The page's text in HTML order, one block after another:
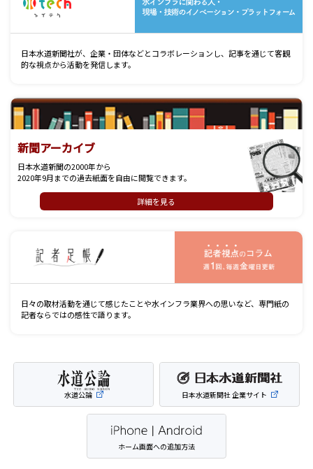
日本水道新聞社が、企業・団体などとコラボレーションし、記事を通じて客観
的な視点から活動を発信します。
新聞アーカイブ
日本水道新聞の2000年から
2020年9月までの過去紙面を自由に閲覧できます。
詳細を見る
日々の取材活動を通じて感じたことや水インフラ業界への思いなど、専門紙の
記者ならではの感性で語ります。
水道公論 日本水道新聞社 企業サイト
ホーム画面への追加方法